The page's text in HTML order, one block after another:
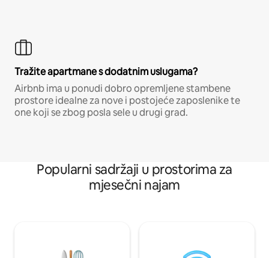
Tražite apartmane s dodatnim uslugama?
Airbnb ima u ponudi dobro opremljene stambene
prostore idealne za nove i postojeće zaposlenike te
one koji se zbog posla sele u drugi grad.
Popularni sadržaji u prostorima za
mjesečni najam